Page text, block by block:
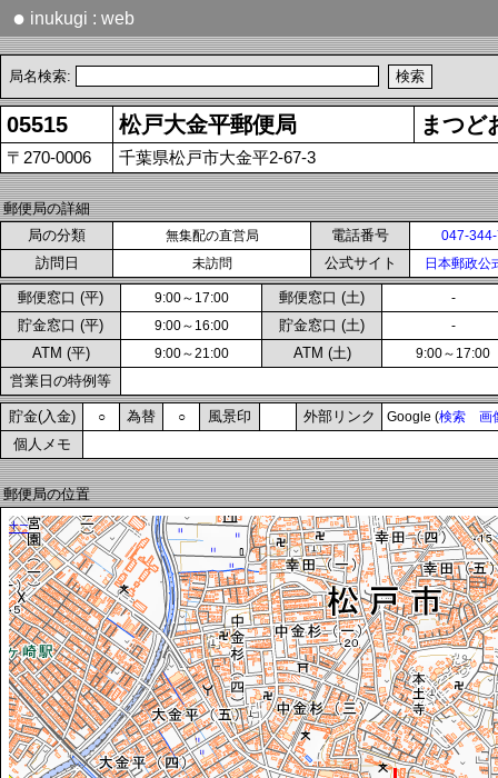
● inukugi : web
局名検索:
05515 松戸大金平郵便局 まつど
〒270-0006 千葉県松戸市大金平2-67-3
郵便局の詳細
局の分類
無集配の直営局 電話番号 047-
訪問日 未訪問 公式サイト 日本郵政公
郵便窓口 (平) 9:00～17:00 郵便窓口 (土) -
貯金窓口 (平) 9:00～16:00 貯金窓口 (土) -
ATM (平) 9:00～21:00 ATM (土) 9:00～17:00
営業日の特例等
貯金(入金) ○ 為替 ○ 風景印 外部リンク Google (検索 画
個人メモ
郵便局の位置